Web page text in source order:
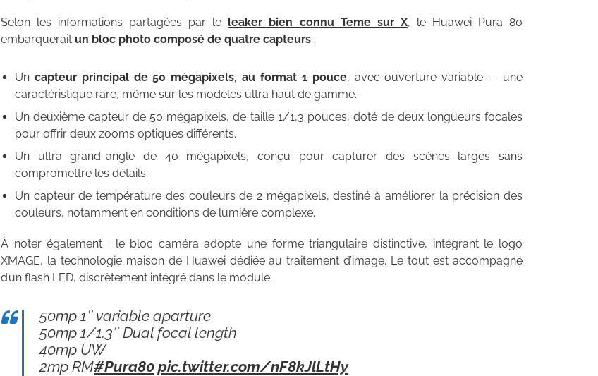
Selon les informations partagées par le leaker bien connu Teme sur X, le Huawei Pura 80
embarquerait un bloc photo composé de quatre capteurs :
Un capteur principal de 50 mégapixels, au format 1 pouce, avec ouverture variable — une
caractéristique rare, même sur les modèles ultra haut de gamme.
Un deuxième capteur de 50 mégapixels, de taille 1/1,3 pouces, doté de deux longueurs focales
pour offrir deux zooms optiques différents.
Un ultra grand-angle de 40 mégapixels, conçu pour capturer des scènes larges sans
compromettre les détails.
Un capteur de température des couleurs de 2 mégapixels, destiné à améliorer la précision des
couleurs, notamment en conditions de lumière complexe.
À noter également : le bloc caméra adopte une forme triangulaire distinctive, intégrant le logo
XMAGE, la technologie maison de Huawei dédiée au traitement d’image. Le tout est accompagné
d’un flash LED, discrètement intégré dans le module.
50mp 1″ variable aparture
50mp 1/1.3″ Dual focal length
40mp UW
2mp RM#Pura80 pic.twitter.com/nF8kJlLtHy